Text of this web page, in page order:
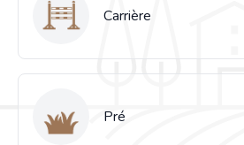
Carrière
Pré